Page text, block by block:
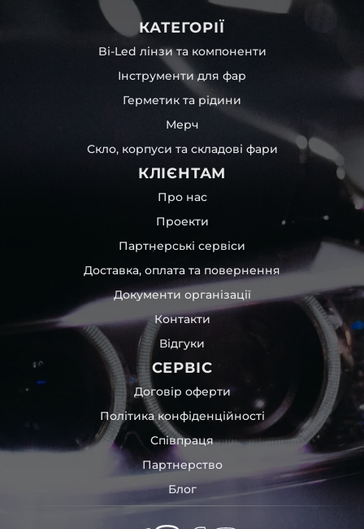
КАТЕГОРІЇ
Bi-Led лінзи та компоненти
Інструменти для фар
Герметик та рідини
Мерч
Скло, корпуси та складові фари
КЛІЄНТАМ
Про нас
Проекти
Партнерські сервіси
Доставка, оплата та повернення
Документи організації
Контакти
Відгуки
СЕРВІС
Договір оферти
Політика конфіденційності
Співпраця
Партнерство
Блог